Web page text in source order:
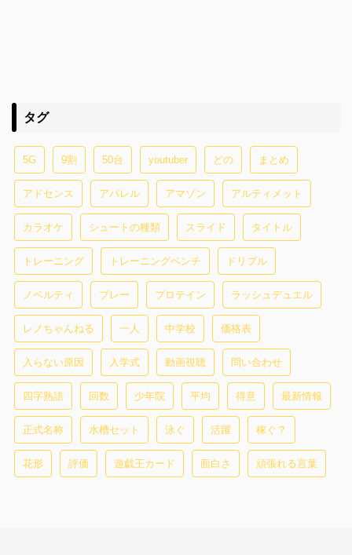
タグ
5G 9割 50台 youtuber どの まとめ
アドセンス アパレル アマゾン アルティメット
カラオケ シュートの種類 スライド タイトル
トレーニング トレーニングベンチ ドリブル
ノベルティ プレー プロテイン ラッシュデュエル
レノちゃんねる 一人 中学校 価格表
入らない原因 入学式 動画視聴 問い合わせ
四字熟語 回数 少年院 平均 得意 最新情報
正式名称 水槽セット 泳ぐ 活躍 稼ぐ？
花形 評価 遊戯王カード 面白さ 頑張れる言葉